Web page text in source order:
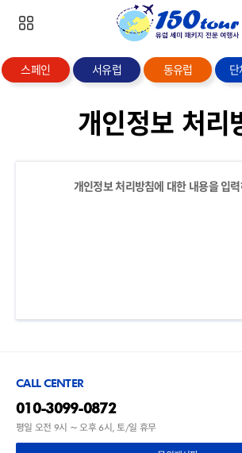
스페인 서유럽 동유럽 단
개인정보 처리
개인정보 처리방침에 대한 내용을 입
CALL CENTER
010-3099-0872
평일 오전 9시 ~ 오후 6시, 토/일 휴무